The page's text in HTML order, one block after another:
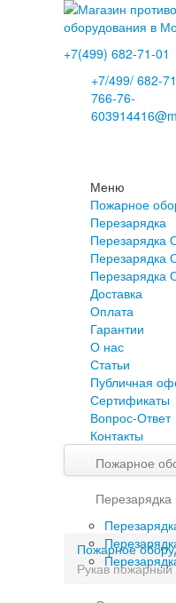
+7(499) 682-71-01
+7/499/682-
766-76-
60
Меню
Пожарное
Перезарядка
Перезарядка
Перезарядка
Перезарядка
Доставка
Оплата
Гарантии
О нас
Статьи
Публичная
Сертификаты
Вопрос-Ответ
Контакты
Пожарное
Перезарядка
Пожарное
Рукав